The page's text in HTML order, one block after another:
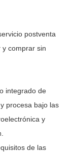
postventa
y comprar sin
integrado de
procesa bajo las
y
de las